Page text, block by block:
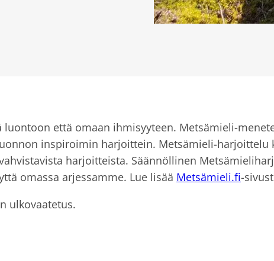
luontoon että omaan ihmisyyteen. Metsämieli-
inspiroimin harjoittein. Metsämieli-harjoittelu
harjoitteista. Säännöllinen
omassa arjessamme. Lue lisää Metsämieli.fi-
ulkovaatetus.